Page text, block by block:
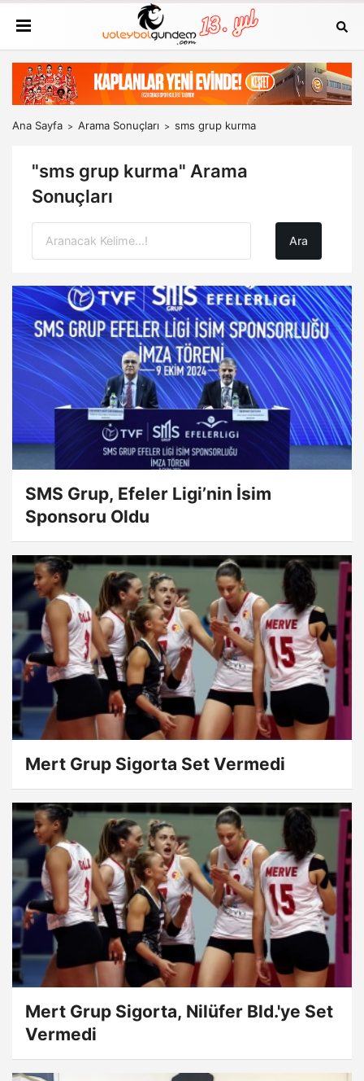
Ana Sayfa Arama Sonuçları sms grup kurma
"sms grup kurma" Arama
Sonuçları
SMS Grup, Efeler Ligi’nin İsim
Sponsoru Oldu
Mert Grup Sigorta Set Vermedi
Mert Grup Sigorta, Nilüfer Bld.'ye Set
Vermedi